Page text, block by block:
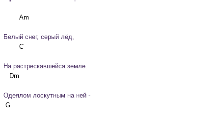
Белый снег, серый лёд,
На растрескавшейся земле.
Одеялом лоскутным на ней -